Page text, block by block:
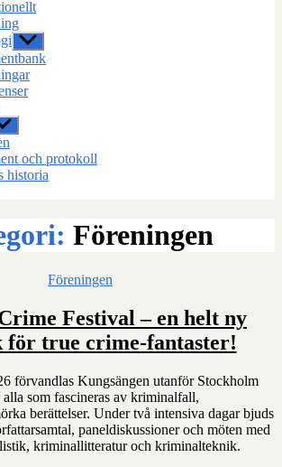
Visa
undermeny
och protokoll
historia
Föreningen
Kategorier
Föreningen
Festival – en helt ny
för true crime-fantaster!
förvandlas Kungsängen utanför Stockholm
som fascineras av kriminalfall,
berättelser. Under två intensiva dagar bjuds
paneldiskussioner och möten med
kriminallitteratur och kriminalteknik.